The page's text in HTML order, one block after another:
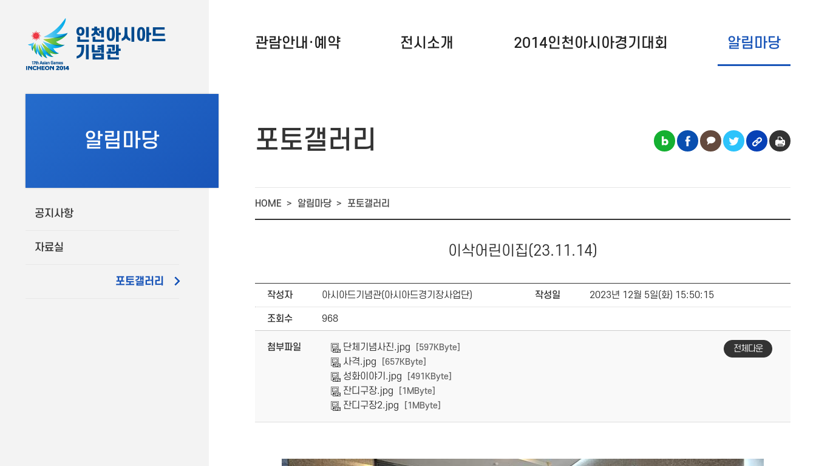
인천아시아드
기념관
관람안내·예약 전시소개 2014인천아시아경기대회 알림마당
알림마당
공지사항
자료실
포토갤러리
포토갤러리
HOME 알림마당 포토갤러리
이삭어린이집(23.11.14)
작성자 아시아드기념관(아시아드경기장사업단) 작성일 2023년 12월 5일(화) 15:50:15
조회수 968
첨부파일 단체기념사진.jpg [597KByte]
사격.jpg [657KByte]
성화이야기.jpg [491KByte]
잔디구장.jpg [1MByte]
잔디구장2.jpg [1MByte]
전체다운